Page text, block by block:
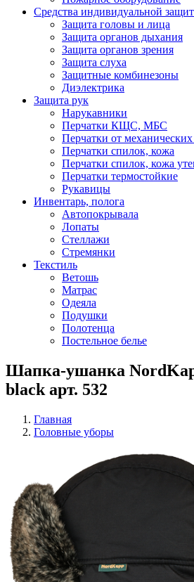
Средства индивидуальной
Защита головы и лица
Защита органов дыхания
Защита органов зрения
Защита слуха
Защитные комбинезоны
Диэлектрика
Защита рук
Нарукавники
Перчатки КЩС, МБС
Перчатки от механических
Перчатки спилок, кожа
Перчатки спилок, кожа
Перчатки термостойкие
Рукавицы
Инвентарь, полога
Автопокрывала
Лопаты
Стеллажи
Стремянки
Текстиль
Ветошь
Матрас
Одеяла
Подушки
Полотенца
Постельное белье
Шапка-ушанка
black арт. 532
Главная
Головные уборы